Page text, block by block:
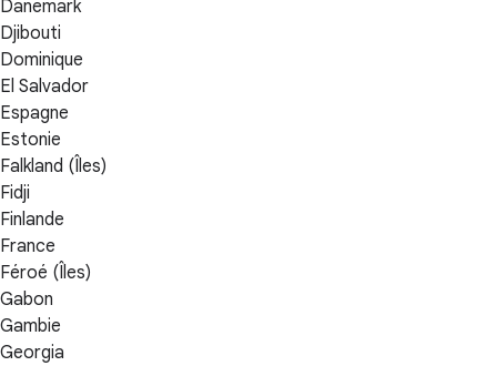
Danemark
Djibouti
Dominique
El Salvador
Espagne
Estonie
Falkland (Îles)
Fidji
Finlande
France
Féroé (Îles)
Gabon
Gambie
Georgia